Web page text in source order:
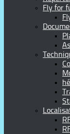
Fly for